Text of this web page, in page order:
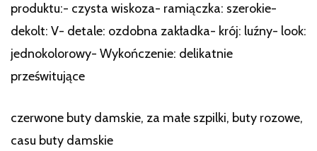
produktu:- czysta wiskoza- ramiączka: szerokie-
dekolt: V- detale: ozdobna zakładka- krój: luźny- look:
jednokolorowy- Wykończenie: delikatnie
prześwitujące
czerwone buty damskie, za małe szpilki, buty rozowe,
casu buty damskie